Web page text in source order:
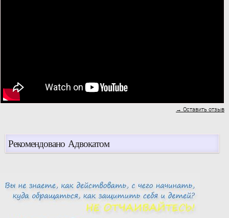
→ Оставить отзыв
Рекомендовано Адвокатом